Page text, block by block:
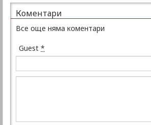
Коментари
Все още няма коментари
Guest *